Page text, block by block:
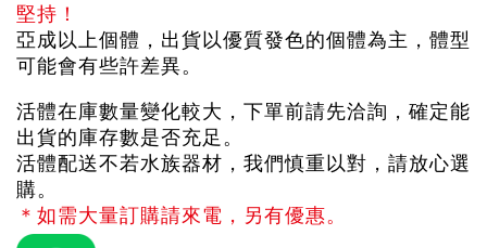
堅持！
亞成以上個體，出貨以優質發色的個體為主，體型
可能會有些許差異。
活體在庫數量變化較大，下單前請先洽詢，確定能
出貨的庫存數是否充足。
活體配送不若水族器材，我們慎重以對，請放心選
購。
＊如需大量訂購請來電，另有優惠。